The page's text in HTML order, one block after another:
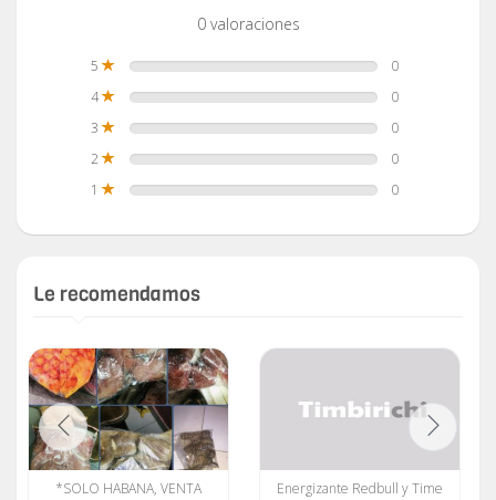
0 valoraciones
5
0
4
0
3
0
2
0
1
0
Le recomendamos
*SOLO HABANA, VENTA
Energizante Redbull y Time